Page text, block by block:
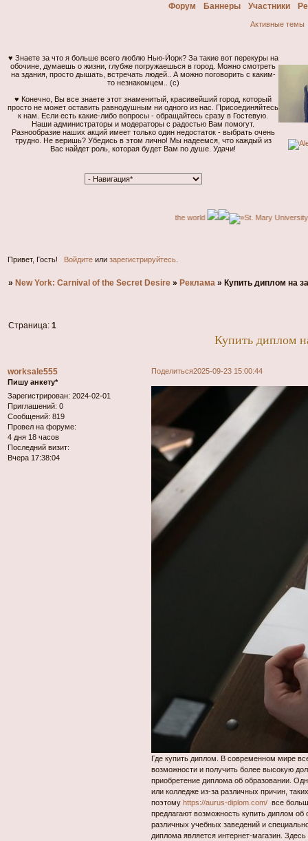
Форум Баннеры Участники
Активные темы
♥ Знаете за что я больше всего люблю Нью-Йорк? За такие вот перекуры на
обочине, думаешь о жизни, глубже погружаешься в город. Можно смотреть
на здания, просто дышать, встречать людей.. А можно поговорить с каким-
то незнакомцем.. (с)
♥ Конечно, Вы все знаете этот знаменитый, красивейший город, который
просто не может оставить равнодушным ни одного из нас. Присоединяйтесь
к нам. Если есть какие-либо вопросы - обращайтесь сразу в Гостевую.
Наши администраторы и модераторы с радостью Вам помогут.
Разнообразие наших акций имеет только один недостаток - выбрать очень
трудно. Не веришь? Убедись в этом лично! Мы надеемся, что каждый из
Вас найдет роль, которая будет Вам по душе. Удачи!
Привет, Гость! Войдитеили зарегистрируйтесь.
» New York: Carnival of the Secret Desire » Реклама » Купить диплом на
Купить диплом
Страница:1
Поделиться2025-09-23 15:00:44
worksale555
Пишу анкету*
Зарегистрирован: 2024-02-01
Приглашений: 0
Сообщений: 819
Провел на форуме:
4 дня 18 часов
Последний визит:
Вчера 17:38:04
Где купить диплом. В современном мире
возможности и получить более высокую
приобретение диплома об образовании.
или колледже из-за различных причин,
поэтомуhttps://aurus-diplom.com/ все
предлагают возможность купить диплом
различных учебных заведений и
диплома является интернет-магазин. Здесь